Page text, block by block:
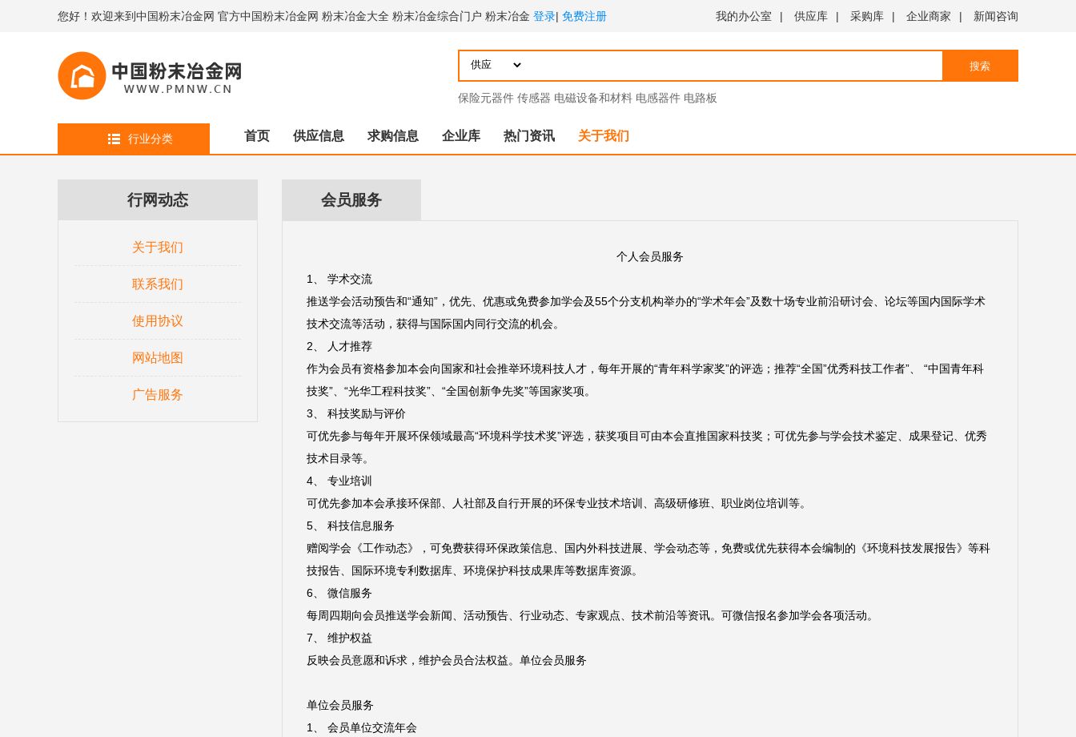
您好！欢迎来到中国粉末冶金网 官方中国粉末冶金网 粉末冶金大全 粉末冶金综合门户 粉末冶金 登录| 免费注册 我的办公室 | 供应库 | 采购库 | 企业商家 | 新闻咨询
搜索
保险元器件 传感器 电磁设备和材料 电感器件 电路板
行业分类 首页 供应信息 求购信息 企业库 热门资讯 关于我们
行网动态
关于我们
联系我们
使用协议
网站地图
广告服务
会员服务
个人会员服务
1、 学术交流
推送学会活动预告和“通知”，优先、优惠或免费参加学会及55个分支机构举办的“学术年会”及数十场专业前沿研讨会、论坛等国内国际学术
技术交流等活动，获得与国际国内同行交流的机会。
2、 人才推荐
作为会员有资格参加本会向国家和社会推举环境科技人才，每年开展的“青年科学家奖”的评选；推荐“全国”优秀科技工作者”、 “中国青年科
技奖”、“光华工程科技奖”、“全国创新争先奖”等国家奖项。
3、 科技奖励与评价
可优先参与每年开展环保领域最高“环境科学技术奖”评选，获奖项目可由本会直推国家科技奖；可优先参与学会技术鉴定、成果登记、优秀
技术目录等。
4、 专业培训
可优先参加本会承接环保部、人社部及自行开展的环保专业技术培训、高级研修班、职业岗位培训等。
5、 科技信息服务
赠阅学会《工作动态》，可免费获得环保政策信息、国内外科技进展、学会动态等，免费或优先获得本会编制的《环境科技发展报告》等科
技报告、国际环境专利数据库、环境保护科技成果库等数据库资源。
6、 微信服务
每周四期向会员推送学会新闻、活动预告、行业动态、专家观点、技术前沿等资讯。可微信报名参加学会各项活动。
7、 维护权益
反映会员意愿和诉求，维护会员合法权益。单位会员服务
单位会员服务
1、 会员单位交流年会